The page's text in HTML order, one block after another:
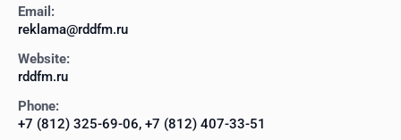
Email:
reklama@rddfm.ru
Website:
rddfm.ru
Phone:
+7 (812) 325-69-06, +7 (812) 407-33-51